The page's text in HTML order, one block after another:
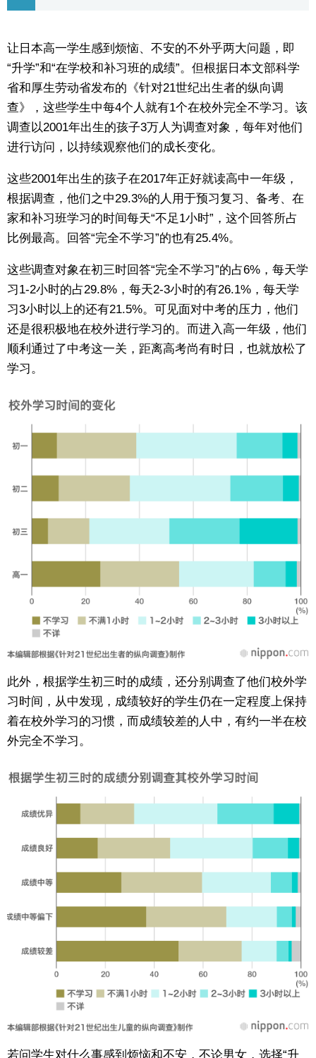
日本一瞥
人物访谈
东京
编辑部通知
SNS
让日本高一学生感到烦恼、不安的不外乎两大问题，即
“升学”和“在学校和补习班的成绩”。但根据日本文部科学
省和厚生劳动省发布的《针对21世纪出生者的纵向调
查》，这些学生中每4个人就有1个在校外完全不学习。该
调查以2001年出生的孩子3万人为调查对象，每年对他们
进行访问，以持续观察他们的成长变化。
这些2001年出生的孩子在2017年正好就读高中一年级，
根据调查，他们之中29.3%的人用于预习复习、备考、在
家和补习班学习的时间每天“不足1小时”，这个回答所占
比例最高。回答“完全不学习”的也有25.4%。
这些调查对象在初三时回答“完全不学习”的占6%，每天学
习1-2小时的占29.8%，每天2-3小时的有26.1%，每天学
习3小时以上的还有21.5%。可见面对中考的压力，他们
还是很积极地在校外进行学习的。而进入高一年级，他们
顺利通过了中考这一关，距离高考尚有时日，也就放松了
学习。
此外，根据学生初三时的成绩，还分别调查了他们校外学
习时间，从中发现，成绩较好的学生仍在一定程度上保持
着在校外学习的习惯，而成绩较差的人中，有约一半在校
外完全不学习。
若问学生对什么事感到烦恼和不安，不论男女，选择“升